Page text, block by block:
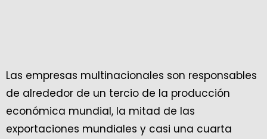
Las empresas multinacionales son responsables
de alrededor de un tercio de la producción
económica mundial, la mitad de las
exportaciones mundiales y casi una cuarta